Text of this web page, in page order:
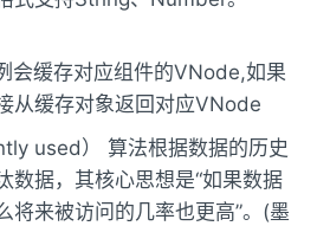
会缓存对应组件的VNode,如果
从缓存对象返回对应VNode
used） 算法根据数据的历史
数据，其核心思想是“如果数据
将来被访问的几率也更高”。(墨